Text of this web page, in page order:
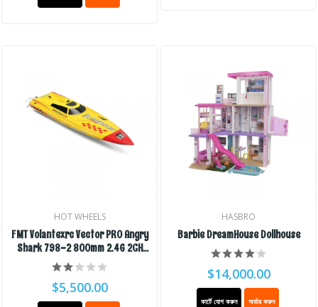
HOT WHEELS
FMT Volantexrc Vector PRO Angry
Shark 798-2 800mm 2.4G 2CH
Brushless RC Boat
$5,500.00
HASBRO
Barbie DreamHouse Dollhouse
$14,000.00
কার্টে যোগ করুন অর্ডার করুন